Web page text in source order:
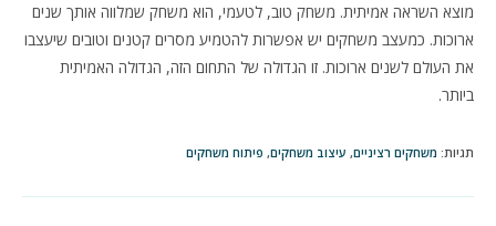
מוצא השראה אמיתית. משחק טוב, לטעמי, הוא משחק שמלווה אותך שנים
ארוכות. כמעצב משחקים יש אפשרות להטמיע מסרים קטנים וטובים שיעצבו
את העולם לשנים ארוכות. זו הגדולה של התחום הזה, הגדולה האמיתית
ביותר.
תגיות: משחקים רציניים, עיצוב משחקים, פיתוח משחקים